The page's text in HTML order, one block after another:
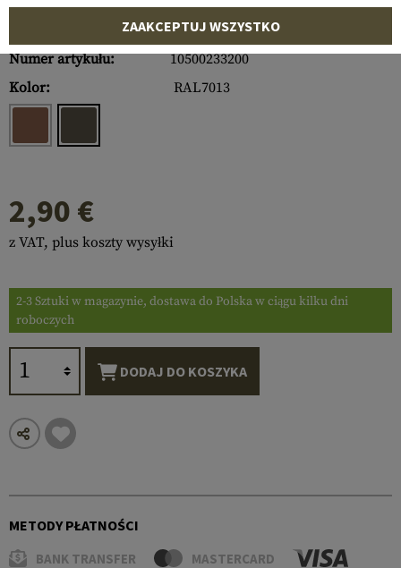
Numer artykułu:
10500233200
Kolor:
RAL7013
2,90 €
z VAT, plus koszty wysyłki
2-3 Sztuki w magazynie, dostawa do Polska w ciągu kilku dni
roboczych
DODAJ DO KOSZYKA
METODY PŁATNOŚCI
BANK TRANSFER MASTERCARD
ZAAKCEPTUJ WSZYSTKO